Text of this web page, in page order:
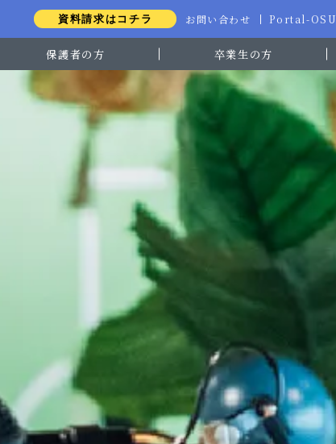
資料請求はコチラ お問い合わせ Portal-OSU
保護者の方 卒業生の方